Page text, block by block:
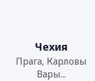
Чехия
Прага, Карловы
Вары...